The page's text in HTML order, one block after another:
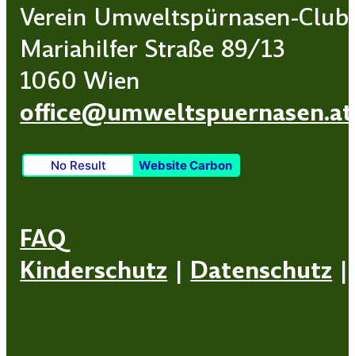
Verein Umweltspürnasen-Club
Mariahilfer Straße 89/13
1060 Wien
office@umweltspuernasen.at
No Result Website Carbon
FAQ
Kinderschutz | Datenschutz |